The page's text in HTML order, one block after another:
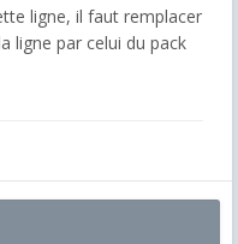
ligne, il faut remplacer
ligne par celui du pack